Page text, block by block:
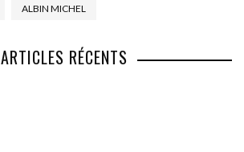
ALBIN MICHEL
ARTICLES RÉCENTS